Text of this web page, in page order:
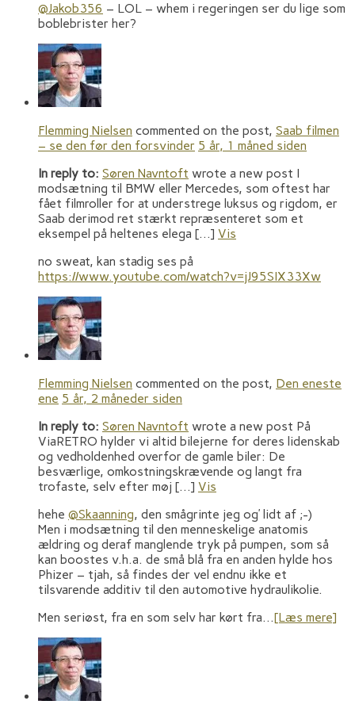
@Jakob356 – LOL – whem i regeringen ser du lige som
boblebrister her?
Flemming Nielsen commented on the post, Saab filmen
– se den før den forsvinder 5 år, 1 måned siden
In reply to: Søren Navntoft wrote a new post I
modsætning til BMW eller Mercedes, som oftest har
fået filmroller for at understrege luksus og rigdom, er
Saab derimod ret stærkt repræsenteret som et
eksempel på heltenes elega […] Vis
no sweat, kan stadig ses på
https://www.youtube.com/watch?v=jJ95SIX33Xw
Flemming Nielsen commented on the post, Den eneste
ene 5 år, 2 måneder siden
In reply to: Søren Navntoft wrote a new post På
ViaRETRO hylder vi altid bilejerne for deres lidenskab
og vedholdenhed overfor de gamle biler: De
besværlige, omkostningskrævende og langt fra
trofaste, selv efter møj […] Vis
hehe @Skaanning, den smågrinte jeg og’ lidt af ;-)
Men i modsætning til den menneskelige anatomis
ældring og deraf manglende tryk på pumpen, som så
kan boostes v.h.a. de små blå fra en anden hylde hos
Phizer – tjah, så findes der vel endnu ikke et
tilsvarende additiv til den automotive hydraulikolie.
Men seriøst, fra en som selv har kørt fra…[Læs mere]